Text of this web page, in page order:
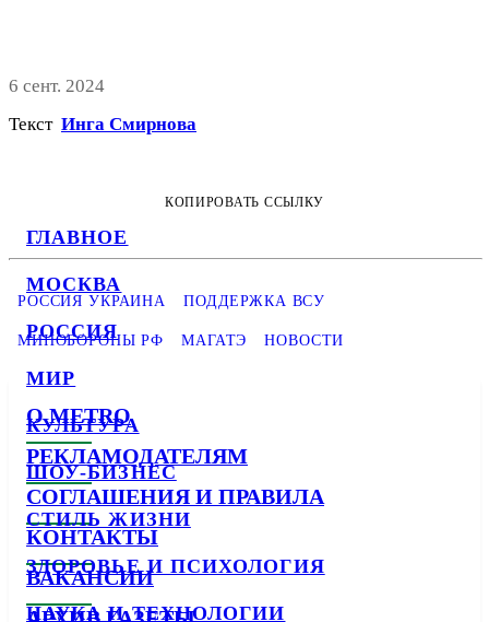
ГЛАВНОЕ
МОСКВА
РОССИЯ
МИР
КУЛЬТУРА
ШОУ-БИЗНЕС
СТИЛЬ ЖИЗНИ
ЗДОРОВЬЕ И ПСИХОЛОГИЯ
НАУКА И ТЕХНОЛОГИИ
6 сент. 2024
Текст Инга Смирнова
КОПИРОВАТЬ ССЫЛКУ
РОССИЯ УКРАИНА ПОДДЕРЖКА ВСУ
МИНОБОРОНЫ РФ МАГАТЭ НОВОСТИ
О METRO
РЕКЛАМОДАТЕЛЯМ
СОГЛАШЕНИЯ И ПРАВИЛА
КОНТАКТЫ
ВАКАНСИИ